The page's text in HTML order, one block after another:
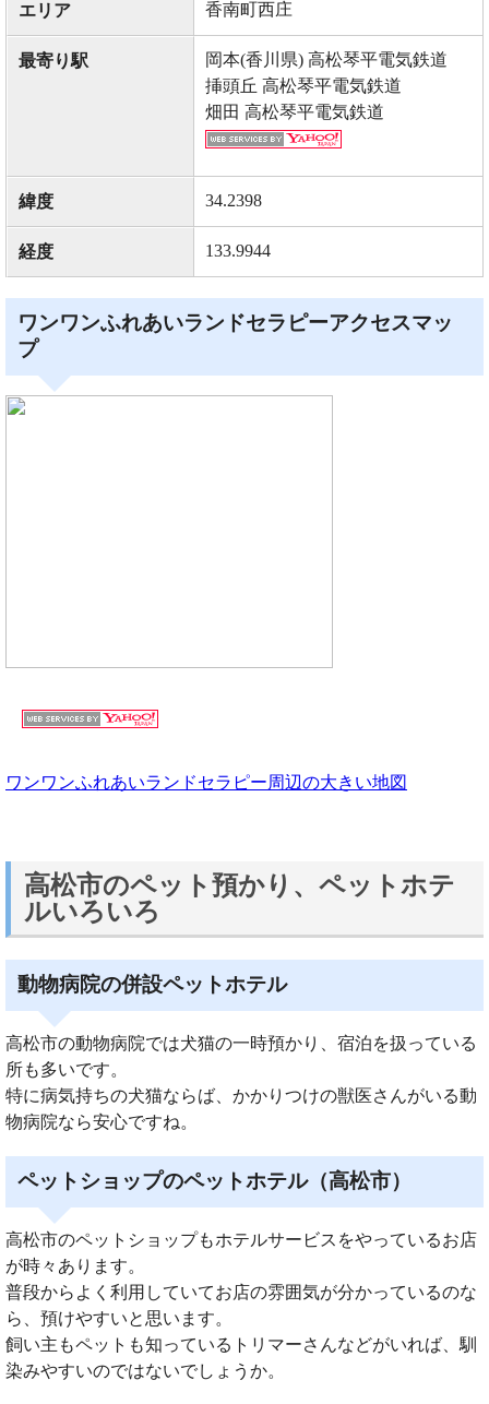
エリア 香南町西庄
最寄り駅
岡本(香川県) 高松琴平電気鉄道
挿頭丘 高松琴平電気鉄道
畑田 高松琴平電気鉄道
緯度 34.2398
経度 133.9944
ワンワンふれあいランドセラピーアクセスマッ
プ
ワンワンふれあいランドセラピー周辺の大きい地図
高松市のペット預かり、ペットホテ
ルいろいろ
動物病院の併設ペットホテル
高松市の動物病院では犬猫の一時預かり、宿泊を扱っている
所も多いです。
特に病気持ちの犬猫ならば、かかりつけの獣医さんがいる動
物病院なら安心ですね。
ペットショップのペットホテル（高松市）
高松市のペットショップもホテルサービスをやっているお店
が時々あります。
普段からよく利用していてお店の雰囲気が分かっているのな
ら、預けやすいと思います。
飼い主もペットも知っているトリマーさんなどがいれば、馴
染みやすいのではないでしょうか。